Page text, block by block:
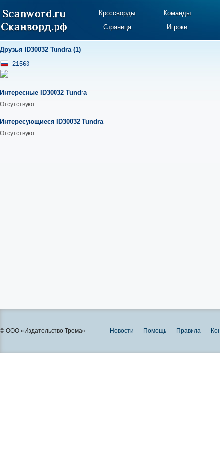
Кроссворды
Команды
Страница
Игроки
Друзья ID30032 Tundra (1)
21563
Интересные ID30032 Tundra
Отсутствуют.
Интересующиеся ID30032 Tundra
Отсутствуют.
© ООО «Издательство Трема» Новости Помощь Правила